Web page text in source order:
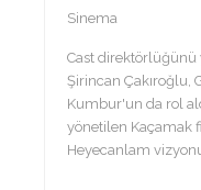
Sinema
Cast direktörlüğünü
Şirincan Çakıroğlu,
Kumbur'un da rol
yönetilen Kaçamak
Heyecanlam